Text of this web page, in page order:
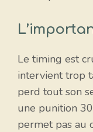
Le timing est
intervient trop
perd tout son
une punition 30
permet pas au